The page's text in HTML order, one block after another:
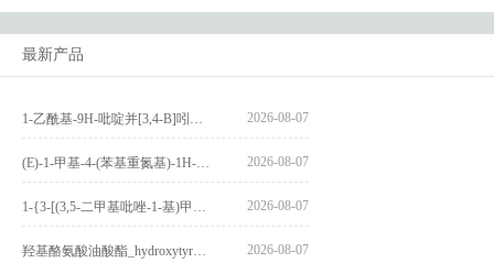
最新产品
2026-08-07
2026-08-07
2026-08-07
2026-08-07